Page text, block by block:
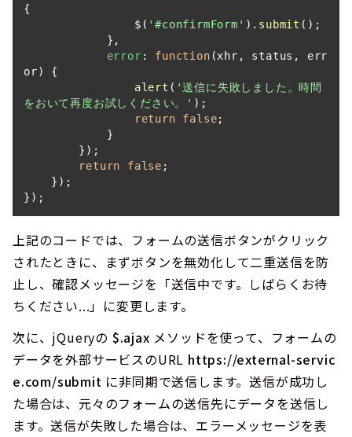
{
                $(
'#confirmForm' ). submit ();
error : function (xhr, status, err
or) {
alert ( '送信に失敗しました。時間
をおいて再度お試しください。' );
return
false;
return
false ;
});
上記のコードでは、フォームの送信ボタンがクリック
されたときに、まずボタンを無効化して二重送信を防
止し、確認メッセージを「送信中です。しばらくお待
ちください...」に変更します。
次に、jQueryの $.ajax メソッドを使って、フォームの
データを外部サービスのURL https://external-servic
e.com/submit に非同期で送信します。送信が成功し
た場合は、元々のフォームの送信先にデータを送信し
ます。送信が失敗した場合は、エラーメッセージを表